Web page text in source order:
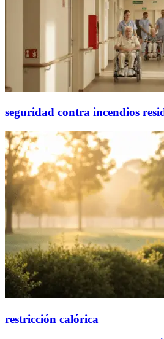
seguridad contra incendios
restricción calórica